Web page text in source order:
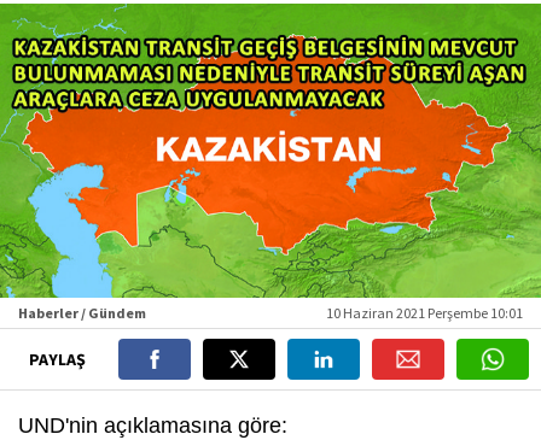
Haberler / Gündem 10 Haziran 2021 Perşembe 10:01
PAYLAŞ
UND'nin açıklamasına göre: